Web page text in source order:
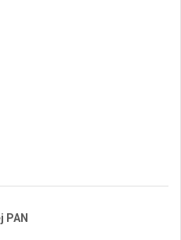
PAN